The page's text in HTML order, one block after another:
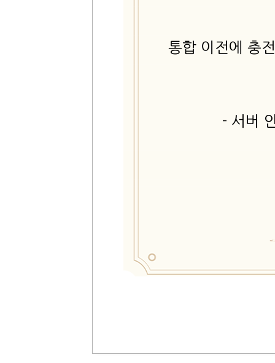
통합 이전에 충
- 서버